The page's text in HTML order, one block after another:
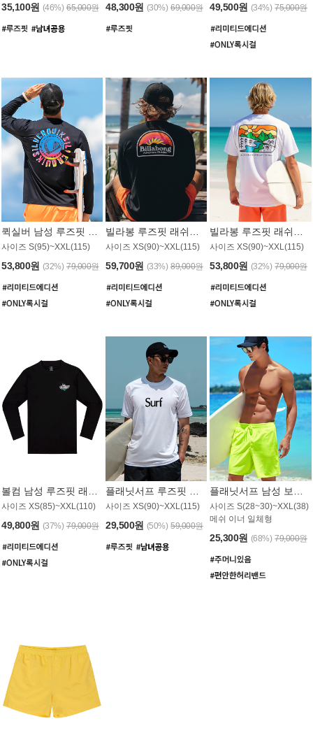
35,100원 (46%) 65,000원 48,300원 (30%) 69,000원 49,500원 (34%) 75,000원
사이즈 S(95)~XXL(115)
53,800원 (32%) 79,000원
사이즈 XS(90)~XXL(115)
59,700원 (33%) 89,000원
사이즈 XS(90)~XXL(115)
53,800원 (32%) 79,000원
사이즈 XS(85)~XXL(110)
49,800원 (37%) 79,000원
사이즈 XS(90)~XXL(115)
29,500원 (50%) 59,000원
사이즈 S(28~30)~XXL(38)
메쉬 이너 일체형
25,300원 (68%) 79,000원